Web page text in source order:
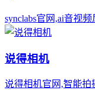
synclabs官网,ai音视
说得相机
说得相机官网,智能